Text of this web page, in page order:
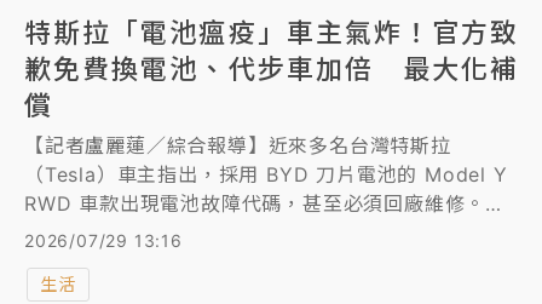
特斯拉「電池瘟疫」車主氣炸！官方致
歉免費換電池、代步車加倍 最大化補
償
【記者盧麗蓮／綜合報導】近來多名台灣特斯拉
（Tesla）車主指出，採用 BYD 刀片電池的 Model Y
RWD 車款出現電池故障代碼，甚至必須回廠維修。特
斯拉發出聲明表示深感抱歉，將對該批車輛進行完整檢
修、電池換新，並提供補償方案、加倍全台維修代步車
數量。
2026/07/29 13:16
生活